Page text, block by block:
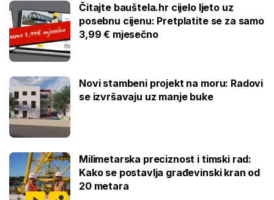
Čitajte bauštela.hr cijelo ljeto uz
posebnu cijenu: Pretplatite se za samo
3,99 € mjesečno
Novi stambeni projekt na moru: Radovi
se izvršavaju uz manje buke
Milimetarska preciznost i timski rad:
Kako se postavlja građevinski kran od
20 metara